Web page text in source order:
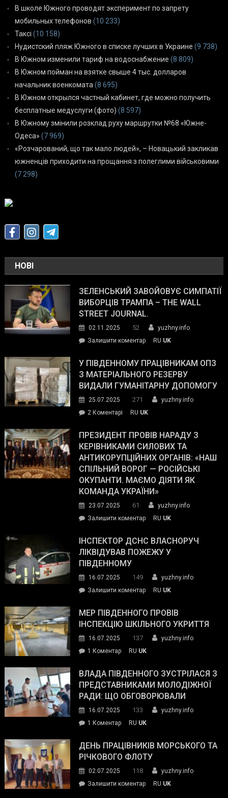
В школе Южного проводят эксперимент по запрету
мобильных телефонов (10 233)
Таксі (10 158)
Нудистский пляж Южного в списке лучших в Украине (9 738)
В Южном изменили тариф на водоснабжение (8 809)
В Южном пойман на взятке свыше 4 тыс. долларов
начальник военкомата (8 695)
В Южном открылся частный кабинет, где можно получить
бесплатные медуслуги (фото) (8 597)
В Южному змінили розклад руху маршрутки №68 «Южне-
Одеса» (7 969)
«Розчарований, що так мало людей», – Новацький закликав
южненців приходити на прощання з полеглими військовими
(7 298)
НОВІ
ЗЕЛЕНСЬКИЙ ЗАВОЙОВУЄ СИМПАТІЇ
ВИБОРЦІВ ТРАМПА – THE WALL
STREET JOURNAL.
02.11.2025 52
yuzhny.info
Залишити коментарon
завойовує
симпатії
виборців
The
Street
Journal.
RU UK
У ПІВДЕННОМУ ПРАЦІВНИКАМ ОПЗ
З МАТЕРІАЛЬНОГО РЕЗЕРВУ
ВИДАЛИ ГУМАНІТАРНУ ДОПОМОГУ
25.07.2025 271
yuzhny.info
2 Коментарі
Південному
працівникам
ОПЗ
з
матеріального
резерву
гуманітарну
допомогу
RU UK
ПРЕЗИДЕНТ ПРОВІВ НАРАДУ З
КЕРІВНИКАМИ СИЛОВИХ ТА
АНТИКОРУПЦІЙНИХ ОРГАНІВ: «НАШ
СПІЛЬНИЙ ВОРОГ — РОСІЙСЬКІ
ОКУПАНТИ. МАЄМО ДІЯТИ ЯК
КОМАНДА УКРАЇНИ»
23.07.2025 61
yuzhny.info
Залишити коментарon
провів
нараду
силових
та
органів:
«Наш
спільний
окупанти.
Маємо
діяти
команда
RU UK
ІНСПЕКТОР ДСНС ВЛАСНОРУЧ
ЛІКВІДУВАВ ПОЖЕЖУ У
ПІВДЕННОМУ
16.07.2025 149
yuzhny.info
Залишити коментарon
ДСНС
власноруч
пожежу
у
RU UK
МЕР ПІВДЕННОГО ПРОВІВ
ІНСПЕКЦІЮ ШКІЛЬНОГО УКРИТТЯ
16.07.2025 137
yuzhny.info
1 Коментардо
Південного
провів
інспекцію
RU UK
ВЛАДА ПІВДЕННОГО ЗУСТРІЛАСЯ З
ПРЕДСТАВНИКАМИ МОЛОДІЖНОЇ
РАДИ: ЩО ОБГОВОРЮВАЛИ
16.07.2025 133
yuzhny.info
1 Коментардо
Південного
зустрілася
представниками
молодіжної
RU UK
ДЕНЬ ПРАЦІВНИКІВ МОРСЬКОГО ТА
РІЧКОВОГО ФЛОТУ
02.07.2025 118
yuzhny.info
Залишити коментарon
RU UK